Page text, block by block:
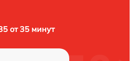
от 35 минут